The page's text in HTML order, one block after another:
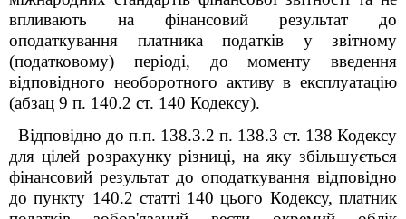
впливають на фінансовий результат до
оподаткування платника податків у звітному
(податковому) періоді, до моменту введення
відповідного необоротного активу в експлуатацію
(абзац 9 п. 140.2 ст. 140 Кодексу).
Відповідно до п.п. 138.3.2 п. 138.3 ст. 138 Кодексу
для цілей розрахунку різниці, на яку збільшується
фінансовий результат до оподаткування відповідно
до пункту 140.2 статті 140 цього Кодексу, платник